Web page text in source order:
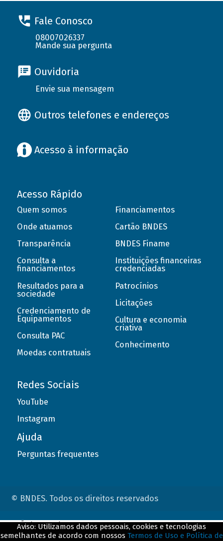
Fale Conosco
08007026337
Mande sua pergunta
Ouvidoria
Envie sua mensagem
Outros telefones e endereços
Acesso à informação
Acesso Rápido
Quem somos
Onde atuamos
Transparência
Consulta a
financiamentos
Resultados para a
sociedade
Credenciamento de
Equipamentos
Consulta PAC
Moedas contratuais
Financiamentos
Cartão BNDES
BNDES Finame
Instituições financeiras
credenciadas
Patrocínios
Licitações
Cultura e economia
criativa
Conhecimento
Redes Sociais
YouTube
Instagram
Ajuda
Perguntas frequentes
© BNDES. Todos os direitos reservados
Aviso: Utilizamos dados pessoais, cookies e tecnologias
semelhantes de acordo com nossos Termos de Uso e Política de
ConteÃºdo complementar